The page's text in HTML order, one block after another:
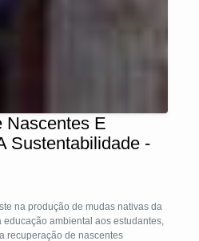
Nascentes E
Sustentabilidade -
na produção de mudas nativas da
educação ambiental aos estudantes,
recuperação de nascentes